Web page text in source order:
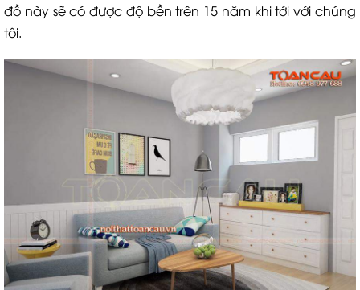
đồ này sẽ có được độ bền trên 15 năm khi tới với chúng
tôi.